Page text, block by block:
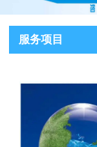
服务项目